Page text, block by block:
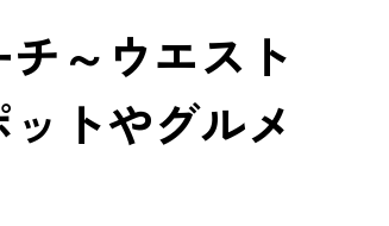
～ウエスト
トやグルメ